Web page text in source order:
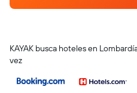
KAYAK busca hoteles en
vez